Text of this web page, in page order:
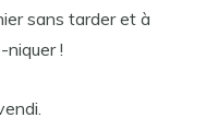
sans tarder et à
niquer !